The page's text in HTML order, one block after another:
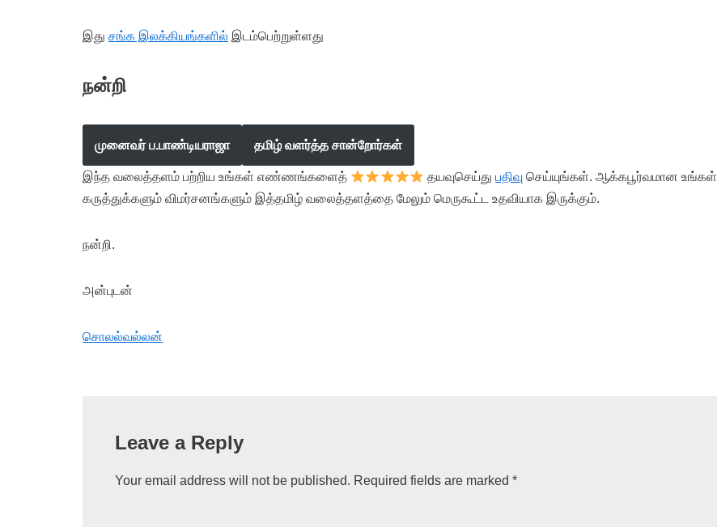
இது சங்க இலக்கியங்களில் இடம்பெற்றுள்ளது
நன்றி
முனைவர் ப.பாண்டியராஜா தமிழ் வளர்த்த சான்றோர்கள்
இந்த வலைத்தளம் பற்றிய உங்கள் எண்ணங்களைத் தயவுசெய்துபதிவு செய்யுங்கள். ஆக்கபூர்வமான உங்கள்
கருத்துக்களும் விமர்சனங்களும் இத்தமிழ் வலைத்தளத்தை மேலும் மெருகூட்ட உதவியாக இருக்கும்.
நன்றி.
அன்புடன்
சொலல்வல்லன்
Leave a Reply
Your email address will not be published. Required fields are marked *